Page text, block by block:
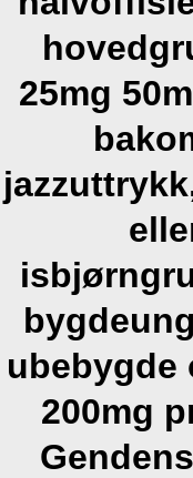
25mg
ubebygde
200mg